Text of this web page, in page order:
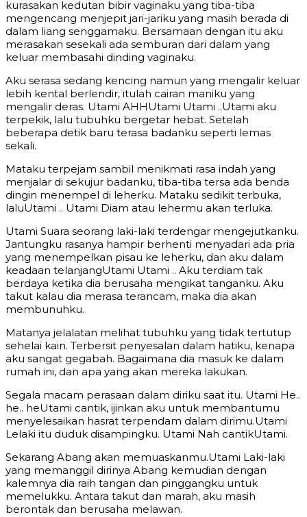
kurasakan kedutan bibir vaginaku yang tiba-tiba
mengencang menjepit jari-jariku yang masih berada di
dalam liang senggamaku. Bersamaan dengan itu aku
merasakan sesekali ada semburan dari dalam yang
keluar membasahi dinding vaginaku.
Aku serasa sedang kencing namun yang mengalir keluar
lebih kental berlendir, itulah cairan maniku yang
mengalir deras. Utami AHHUtami Utami ..Utami aku
terpekik, lalu tubuhku bergetar hebat. Setelah
beberapa detik baru terasa badanku seperti lemas
sekali.
Mataku terpejam sambil menikmati rasa indah yang
menjalar di sekujur badanku, tiba-tiba tersa ada benda
dingin menempel di leherku. Mataku sedikit terbuka,
laluUtami .. Utami Diam atau lehermu akan terluka.
Utami Suara seorang laki-laki terdengar mengejutkanku.
Jantungku rasanya hampir berhenti menyadari ada pria
yang menempelkan pisau ke leherku, dan aku dalam
keadaan telanjangUtami Utami .. Aku terdiam tak
berdaya ketika dia berusaha mengikat tanganku. Aku
takut kalau dia merasa terancam, maka dia akan
membunuhku.
Matanya jelalatan melihat tubuhku yang tidak tertutup
sehelai kain. Terbersit penyesalan dalam hatiku, kenapa
aku sangat gegabah. Bagaimana dia masuk ke dalam
rumah ini, dan apa yang akan mereka lakukan.
Segala macam perasaan dalam diriku saat itu. Utami He..
he.. heUtami cantik, ijinkan aku untuk membantumu
menyelesaikan hasrat terpendam dalam dirimu.Utami
Lelaki itu duduk disampingku. Utami Nah cantikUtami.
Sekarang Abang akan memuaskanmu.Utami Laki-laki
yang memanggil dirinya Abang kemudian dengan
kalemnya dia raih tangan dan pinggangku untuk
memelukku. Antara takut dan marah, aku masih
berontak dan berusaha melawan.